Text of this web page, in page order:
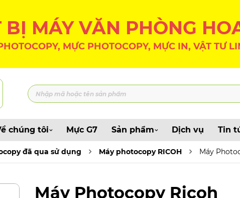
BỊ MÁY VĂN PHÒNG
MỰC PHOTOCOPY, MỰC IN, VẬT TƯ
chúng tôi Mực G7 Sản phẩm Dịch vụ Tin
đã qua sử dụng Máy photocopy RICOH Máy
Máy Photocopy Ricoh